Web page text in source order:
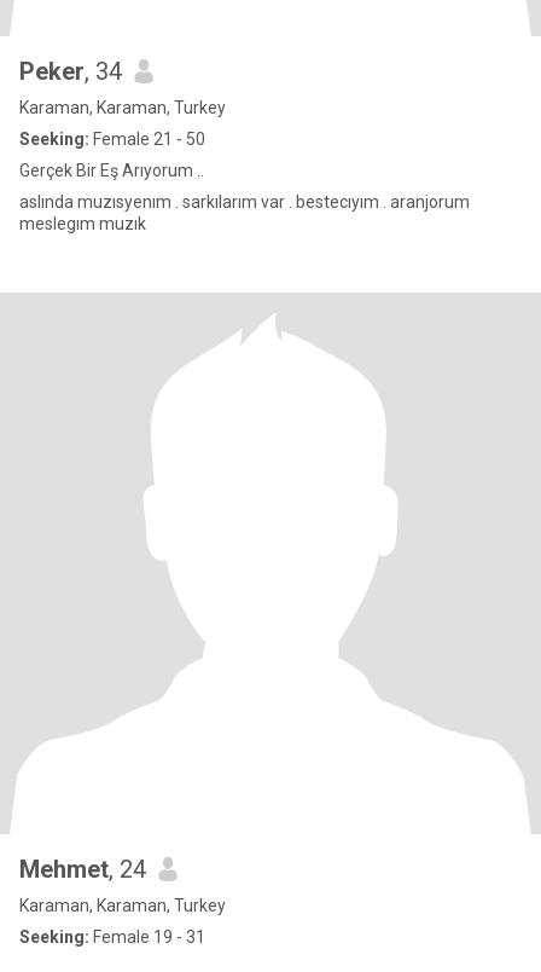
Peker, 34
Karaman, Karaman, Turkey
Seeking: Female 21 - 50
Gerçek Bir Eş Arıyorum ..
aslında muzısyenım . sarkılarım var . bestecıyım . aranjorum
meslegım muzık
Mehmet, 24
Karaman, Karaman, Turkey
Seeking: Female 19 - 31